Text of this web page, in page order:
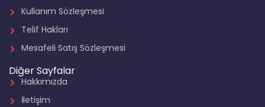
Kullanım Sözleşmesi
Telif Hakları
Mesafeli Satış Sözleşmesi
Diğer Sayfalar
Hakkımızda
İletişim